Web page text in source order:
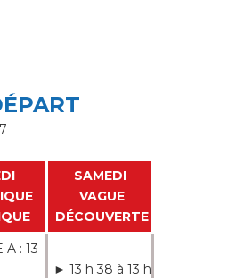
SAMEDI
VAGUE
DÉCOUVERTE
A : 13
► 13 h 38 à 13 h